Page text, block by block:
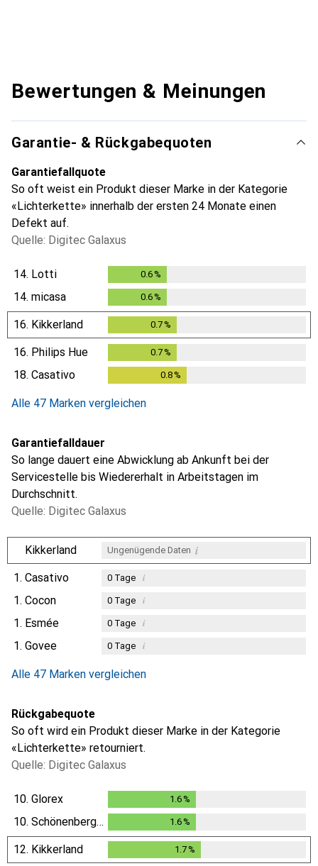
Bewertungen & Meinungen
Garantie- & Rückgabequoten
Garantiefallquote
So oft weist ein Produkt dieser Marke in der Kategorie
«Lichterkette» innerhalb der ersten 24 Monate einen
Defekt auf.
Quelle: Digitec Galaxus
14. Lotti 0.6 %
14. micasa 0.6 %
16. Kikkerland 0.7 %
16. Philips Hue 0.7 %
18. Casativo 0.8 %
Alle 47 Marken vergleichen
Garantiefalldauer
So lange dauert eine Abwicklung ab Ankunft bei der
Servicestelle bis Wiedererhalt in Arbeitstagen im
Durchschnitt.
Quelle: Digitec Galaxus
Kikkerland Ungenügende Daten i
1. Casativo 0Tage i
1. Cocon 0Tage i
1. Esmée 0Tage i
1. Govee 0Tage i
Alle 47 Marken vergleichen
Rückgabequote
So oft wird ein Produkt dieser Marke in der Kategorie
«Lichterkette» retourniert.
Quelle: Digitec Galaxus
10. Glorex 1.6%
10. Schönenberger 1.6%
12. Kikkerland 1.7 %